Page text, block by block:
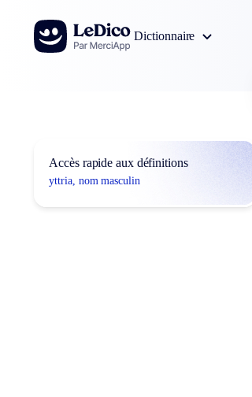
Aller au contenu
Dictionnaire
Accès rapide aux définitions
yttria, nom masculin